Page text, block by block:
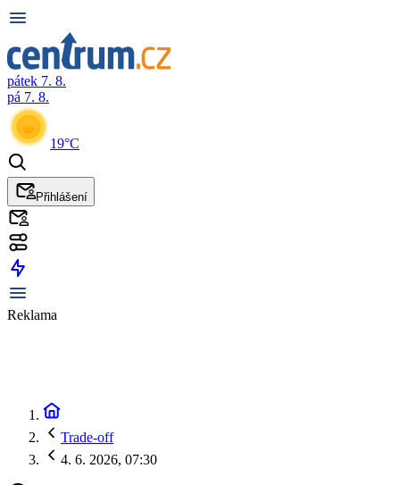
pátek 7. 8.
pá 7. 8.
19°C
Přihlášení
Reklama
Trade-off
4. 6. 2026, 07:30